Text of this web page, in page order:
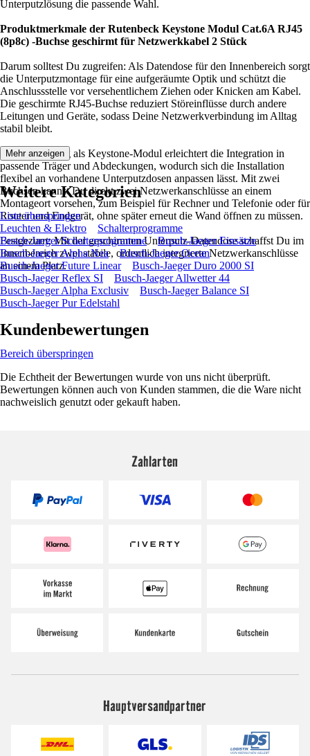
Unterputzlösung die passende Wahl.
Produktmerkmale der Rutenbeck Keystone Modul Cat.6A RJ45
(8p8c) -Buchse geschirmt für Netzwerkkabel 2 Stück
Darum solltest Du zugreifen: Als Datendose für den Innenbereich sorgt
die Unterputzmontage für eine aufgeräumte Optik und schützt die
Anschlussstelle vor versehentlichem Ziehen oder Knicken am Kabel.
Die geschirmte RJ45-Buchse reduziert Störeinflüsse durch andere
Leitungen und Geräte, sodass Deine Netzwerkverbindung im Alltag
stabil bleibt.
Die Ausführung als Keystone-Modul erleichtert die Integration in
passende Träger und Abdeckungen, wodurch sich die Installation
flexibel an vorhandene Unterputzdosen anpassen lässt. Mit zwei
Buchsen kannst Du direkt zwei Netzwerkanschlüsse an einem
Montageort vorsehen, zum Beispiel für Rechner und Telefonie oder für
Router und Endgerät, ohne später erneut die Wand öffnen zu müssen.
Festgezurrt: Mit der geschirmten Unterputz-Datendose schaffst Du im
Innenbereich zwei stabile, ordentlich integrierte Netzwerkanschlüsse
an einem Platz.
Mehr anzeigen
Weitere Kategorien
Liste überspringen
Leuchten & Elektro
Schalterprogramme
Busch-Jaeger Schalterprogramme
Busch-Jaeger Einsätze
Busch-Jaeger Alpha Nea
Busch-Jaeger Ocean
Busch-Jaeger Future Linear
Busch-Jaeger Duro 2000 SI
Busch-Jaeger Reflex SI
Busch-Jaeger Allwetter 44
Busch-Jaeger Alpha Exclusiv
Busch-Jaeger Balance SI
Busch-Jaeger Pur Edelstahl
Kundenbewertungen
Bereich überspringen
Die Echtheit der Bewertungen wurde von uns nicht überprüft.
Bewertungen können auch von Kunden stammen, die die Ware nicht
nachweislich genutzt oder gekauft haben.
Zahlarten
Hauptversandpartner